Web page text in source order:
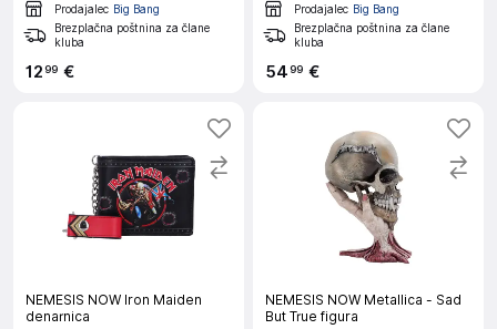
Prodajalec Big Bang
Brezplačna poštnina za člane
kluba
1299 €
Prodajalec Big Bang
Brezplačna poštnina za člane
kluba
5499 €
NEMESIS NOW Iron Maiden
denarnica
NEMESIS NOW Metallica - Sad
But True figura